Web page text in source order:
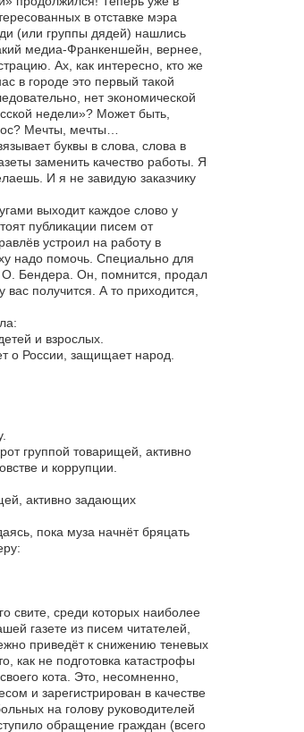
в отставке мэра
(или группы дядей) нашлись
медиа-Франкеншейн, вернее,
Ах, как интересно, кто же
в городе это первый такой
нет экономической
недели»? Может быть,
Мечты, мечты…
буквы в слова, слова в
заменить качество работы. Я
И я не завидую заказчику
выходит каждое слово у
публикации писем от
устроил на работу в
надо помочь. Специально для
О. Бендера. Он, помнится, продал
вас получится. А то приходится,
и взрослых.
о России, защищает народ.
группой товарищей, активно
и коррупции.
активно задающих
пока муза начнёт бряцать
свите, среди которых наиболее
газете из писем читателей,
приведёт к снижению теневых
как не подготовка катастрофы
кота. Это, несомненно,
и зарегистрирован в качестве
на голову руководителей
обращение граждан (всего